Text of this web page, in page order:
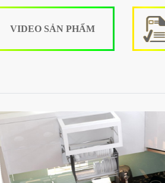
VIDEO SẢN PHẨM